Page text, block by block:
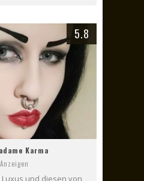
5.8
Karma
Anzeigen
und diesen von